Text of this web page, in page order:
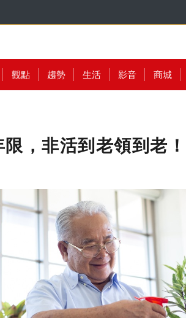
觀點 趨勢 生活 影音 商城
，非活到老領到老